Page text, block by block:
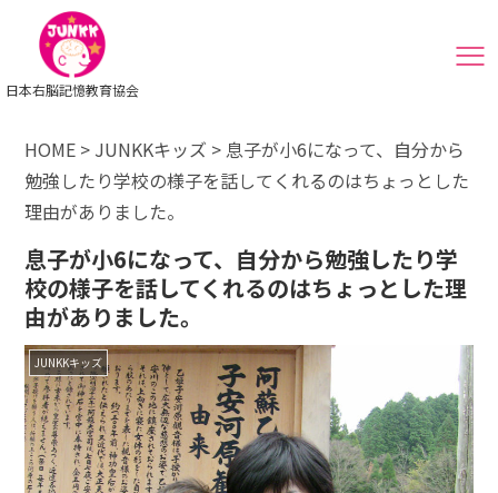
日本右脳記憶教育協会
HOME > JUNKKキッズ >息子が小6になって、自分から
勉強したり学校の様子を話してくれるのはちょっとした
理由がありました。
息子が小6になって、自分から勉強したり学
校の様子を話してくれるのはちょっとした理
由がありました。
JUNKKキッズ